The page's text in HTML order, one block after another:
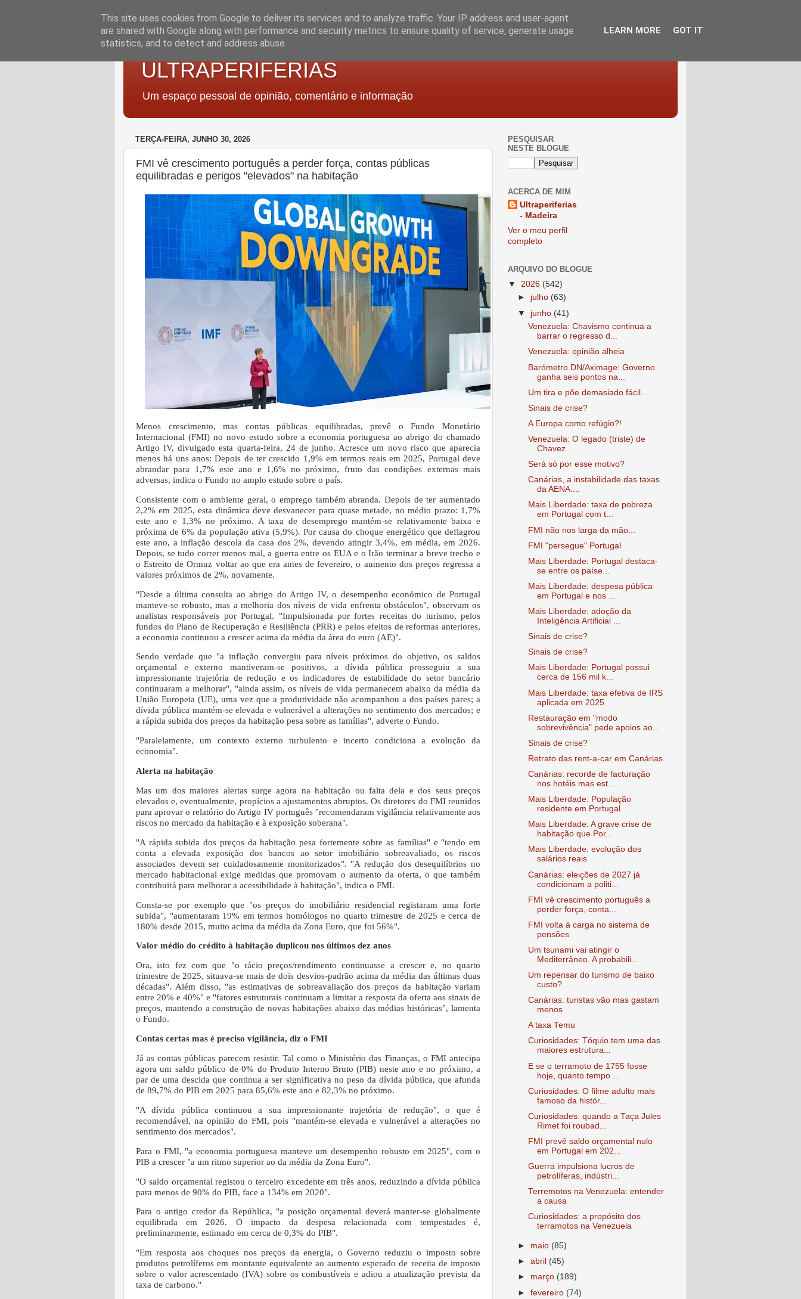
ULTRAPERIFERIAS
Um espaço pessoal de opinião, comentário e informação
TERÇA-FEIRA, JUNHO 30, 2026
FMI vê crescimento português a perder força, contas públicas
equilibradas e perigos "elevados" na habitação
Menos crescimento, mas contas públicas equilibradas, prevê o Fundo Monetário
Internacional (FMI) no novo estudo sobre a economia portuguesa ao abrigo do chamado
Artigo IV, divulgado esta quarta-feira, 24 de junho. Acresce um novo risco que aparecia
menos há uns anos:Depois de ter crescido 1,9% em termos reais em 2025, Portugal deve
abrandar para 1,7% este ano e 1,6% no próximo, fruto das condições externas mais
adversas, indica o Fundo no amplo estudo sobre o país.
Consistente com o ambiente geral, o emprego também abranda. Depois de ter aumentado
2,2% em 2025, esta dinâmica deve desvanecer para quase metade, no médio prazo: 1,7%
este ano e 1,3% no próximo. A taxa de desemprego mantém-se relativamente baixa e
próxima de 6% da população ativa (5,9%).Por causa do choque energético que deflagrou
este ano, a inflação descola da casa dos 2%, devendo atingir 3,4%, em média, em 2026.
Depois, se tudo correr menos mal, a guerra entre os EUA e o Irão terminar a breve trecho e
o Estreito de Ormuz voltar ao que era antes de fevereiro, o aumento dos preços regressa a
valores próximos de 2%, novamente.
"Desde a última consulta ao abrigo do Artigo IV, o desempenho económico de Portugal
manteve-se robusto, mas a melhoria dos níveis de vida enfrenta obstáculos", observam os
analistas responsáveis por Portugal. "Impulsionada por fortes receitas do turismo, pelos
fundos do Plano de Recuperação e Resiliência (PRR) e pelos efeitos de reformas anteriores,
a economia continuou a crescer acima da média da área do euro (AE)".
Sendo verdade que "a inflação convergiu para níveis próximos do objetivo, os saldos
orçamental e externo mantiveram-se positivos, a dívida pública prosseguiu a sua
impressionante trajetória de redução e os indicadores de estabilidade do setor bancário
continuaram a melhorar", "ainda assim, os níveis de vida permanecem abaixo da média da
União Europeia (UE), uma vez que a produtividade não acompanhou a dos países pares; a
dívida pública mantém-se elevada e vulnerável a alterações no sentimento dos mercados; e
a rápida subida dos preços da habitação pesa sobre as famílias", adverte o Fundo.
"Paralelamente, um contexto externo turbulento e incerto condiciona a evolução da
economia".
Alerta na habitação
Mas um dos maiores alertas surge agora na habitação ou falta dela e dos seus preços
elevados e, eventualmente, propícios a ajustamentos abruptos.Os diretores do FMI reunidos
para aprovar o relatório do Artigo IV português "recomendaram vigilância relativamente aos
riscos no mercado da habitação e à exposição soberana".
"A rápida subida dos preços da habitação pesa fortemente sobre as famílias" e "tendo em
conta a elevada exposição dos bancos ao setor imobiliário sobreavaliado, os riscos
associados devem ser cuidadosamente monitorizados". "A redução dos desequilíbrios no
mercado habitacional exige medidas que promovam o aumento da oferta, o que também
contribuirá para melhorar a acessibilidade à habitação", indica o FMI.
Consta-se por exemplo que "os preços do imobiliário residencial registaram uma forte
subida", "aumentaram 19% em termos homólogos no quarto trimestre de 2025 e cerca de
180% desde 2015, muito acima da média da Zona Euro, que foi 56%".
Valor médio do crédito à habitação duplicou nos últimos dez anos
Ora, isto fez com que "o rácio preços/rendimento continuasse a crescer e, no quarto
trimestre de 2025, situava-se mais de dois desvios-padrão acima da média das últimas duas
décadas".Além disso, "as estimativas de sobreavaliação dos preços da habitação variam
entre 20% e 40%" e "fatores estruturais continuam a limitar a resposta da oferta aos sinais de
preços, mantendo a construção de novas habitações abaixo das médias históricas", lamenta
o Fundo.
Contas certas mas é preciso vigilância, diz o FMI
Já as contas públicas parecem resistir. Tal como o Ministério das Finanças, o FMI antecipa
agora um saldo público de 0% do Produto Interno Bruto (PIB) neste ano e no próximo, a
par de uma descida que continua a ser significativa no peso da dívida pública, que afunda
de 89,7% do PIB em 2025 para 85,6% este ano e 82,3% no próximo.
"A dívida pública continuou a sua impressionante trajetória de redução", o que é
recomendável, na opinião do FMI, pois "mantém-se elevada e vulnerável a alterações no
sentimento dos mercados".
Para o FMI, "a economia portuguesa manteve um desempenho robusto em 2025", com o
PIB a crescer "a um ritmo superior ao da média da Zona Euro".
"O saldo orçamental registou o terceiro excedente em três anos, reduzindo a dívida pública
para menos de 90% do PIB, face a 134% em 2020".
Para o antigo credor da República, "a posição orçamental deverá manter-se globalmente
equilibrada em 2026. O impacto da despesa relacionada com tempestades é,
preliminarmente, estimado em cerca de 0,3% do PIB".
"Em resposta aos choques nos preços da energia, o Governo reduziu o imposto sobre
produtos petrolíferos em montante equivalente ao aumento esperado de receita de imposto
sobre o valor acrescentado (IVA) sobre os combustíveis e adiou a atualização prevista da
taxa de carbono."
PESQUISAR
NESTE BLOGUE
ACERCA DE MIM
Ultraperiferias
- Madeira
Ver o meu perfil
completo
ARQUIVO DO BLOGUE
▼ 2026 (542)
► julho (63)
▼ junho (41)
Venezuela: Chavismo continua a
barrar o regresso d...
Venezuela: opinião alheia
Barómetro DN/Aximage: Governo
ganha seis pontos na...
Um tira e põe demasiado fácil...
Sinais de crise?
A Europa como refúgio?!
Venezuela: O legado (triste) de
Chavez
Será só por esse motivo?
Canárias, a instabilidade das taxas
da AENA....
Mais Liberdade: taxa de pobreza
em Portugal com t...
FMI não nos larga da mão...
FMI "persegue" Portugal
Mais Liberdade: Portugal destaca-
se entre os paíse...
Mais Liberdade: despesa pública
em Portugal e nos ...
Mais Liberdade: adoção da
Inteligência Artificial ...
Sinais de crise?
Sinais de crise?
Mais Liberdade: Portugal possui
cerca de 156 mil k...
Mais Liberdade: taxa efetiva de IRS
aplicada em 2025
Restauração em "modo
sobrevivência" pede apoios ao...
Sinais de crise?
Retrato das rent-a-car em Canárias
Canárias: recorde de facturação
nos hotéis mas est...
Mais Liberdade: População
residente em Portugal
Mais Liberdade: A grave crise de
habitação que Por...
Mais Liberdade: evolução dos
salários reais
Canárias: eleições de 2027 já
condicionam a politi...
FMI vê crescimento português a
perder força, conta...
FMI volta à carga no sistema de
pensões
Um tsunami vai atingir o
Mediterrâneo. A probabili...
Um repensar do turismo de baixo
custo?
Canárias: turistas vão mas gastam
menos
A taxa Temu
Curiosidades: Tóquio tem uma das
maiores estrutura...
E se o terramoto de 1755 fosse
hoje, quanto tempo ...
Curiosidades: O filme adulto mais
famoso da histór...
Curiosidades: quando a Taça Jules
Rimet foi roubad...
FMI prevê saldo orçamental nulo
em Portugal em 202...
Guerra impulsiona lucros de
petrolíferas, indústri...
Terremotos na Venezuela: entender
a causa
Curiosidades: a propósito dos
terramotos na Venezuela
► maio (85)
►abril (45)
► março (189)
►fevereiro (74)
This site uses cookies from Google to deliver its services and to analyze traffic. Your IP address and user-agent
are shared with Google along with performance and security metrics to ensure quality of service, generate usage
statistics, and to detect and address abuse.
LEARN MORE GOT IT